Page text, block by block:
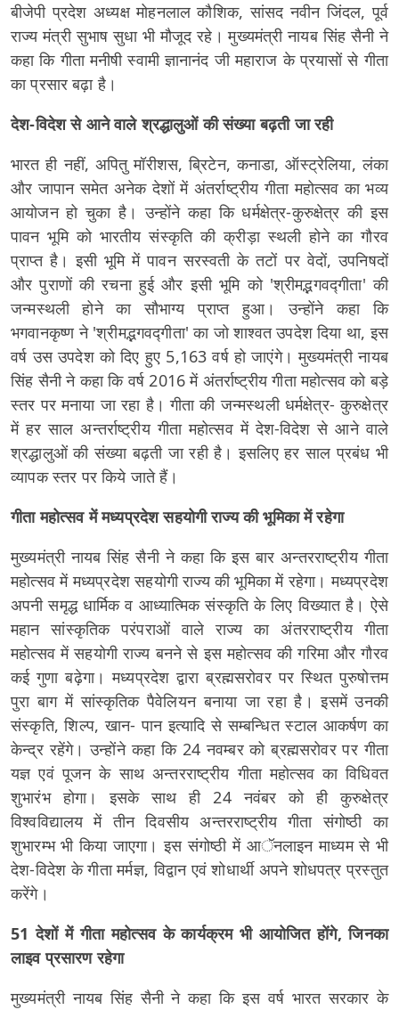
बीजेपी प्रदेश अध्यक्ष मोहनलाल कौशिक, सांसद नवीन जिंदल, पूर्व
राज्य मंत्री सुभाष सुधा भी मौजूद रहे। मुख्यमंत्री नायब सिंह सैनी ने
कहा कि गीता मनीषी स्वामी ज्ञानानंद जी महाराज के प्रयासों से गीता
का प्रसार बढ़ा है।
देश-विदेश से आने वाले श्रद्धालुओं की संख्या बढ़ती जा रही
भारत ही नहीं, अपितु मॉरीशस, ब्रिटेन, कनाडा, ऑस्ट्रेलिया, लंका
और जापान समेत अनेक देशों में अंतर्राष्ट्रीय गीता महोत्सव का भव्य
आयोजन हो चुका है। उन्होंने कहा कि धर्मक्षेत्र-कुरुक्षेत्र की इस
पावन भूमि को भारतीय संस्कृति की क्रीड़ा स्थली होने का गौरव
प्राप्त है। इसी भूमि में पावन सरस्वती के तटों पर वेदों, उपनिषदों
और पुराणों की रचना हुई और इसी भूमि को 'श्रीमद्भगवद्गीता' की
जन्मस्थली होने का सौभाग्य प्राप्त हुआ। उन्होंने कहा कि
भगवानकृष्ण ने 'श्रीमद्भगवद्गीता' का जो शाश्वत उपदेश दिया था, इस
वर्ष उस उपदेश को दिए हुए 5,163 वर्ष हो जाएंगे। मुख्यमंत्री नायब
सिंह सैनी ने कहा कि वर्ष 2016 में अंतर्राष्ट्रीय गीता महोत्सव को बड़े
स्तर पर मनाया जा रहा है। गीता की जन्मस्थली धर्मक्षेत्र- कुरुक्षेत्र
में हर साल अन्तर्राष्ट्रीय गीता महोत्सव में देश-विदेश से आने वाले
श्रद्धालुओं की संख्या बढ़ती जा रही है। इसलिए हर साल प्रबंध भी
व्यापक स्तर पर किये जाते हैं।
गीता महोत्सव में मध्यप्रदेश सहयोगी राज्य की भूमिका में रहेगा
मुख्यमंत्री नायब सिंह सैनी ने कहा कि इस बार अन्तरराष्ट्रीय गीता
महोत्सव में मध्यप्रदेश सहयोगी राज्य की भूमिका में रहेगा। मध्यप्रदेश
अपनी समृद्ध धार्मिक व आध्यात्मिक संस्कृति के लिए विख्यात है। ऐसे
महान सांस्कृतिक परंपराओं वाले राज्य का अंतरराष्ट्रीय गीता
महोत्सव में सहयोगी राज्य बनने से इस महोत्सव की गरिमा और गौरव
कई गुणा बढ़ेगा। मध्यप्रदेश द्वारा ब्रह्मसरोवर पर स्थित पुरुषोत्तम
पुरा बाग में सांस्कृतिक पैवेलियन बनाया जा रहा है। इसमें उनकी
संस्कृति, शिल्प, खान- पान इत्यादि से सम्बन्धित स्टाल आकर्षण का
केन्द्र रहेंगे। उन्होंने कहा कि 24 नवम्बर को ब्रह्मसरोवर पर गीता
यज्ञ एवं पूजन के साथ अन्तरराष्ट्रीय गीता महोत्सव का विधिवत
शुभारंभ होगा। इसके साथ ही 24 नवंबर को ही कुरुक्षेत्र
विश्वविद्यालय में तीन दिवसीय अन्तरराष्ट्रीय गीता संगोष्ठी का
शुभारम्भ भी किया जाएगा। इस संगोष्ठी में आॅनलाइन माध्यम से भी
देश-विदेश के गीता मर्मज्ञ, विद्वान एवं शोधार्थी अपने शोधपत्र प्रस्तुत
करेंगे।
51 देशों में गीता महोत्सव के कार्यक्रम भी आयोजित होंगे, जिनका
लाइव प्रसारण रहेगा
मुख्यमंत्री नायब सिंह सैनी ने कहा कि इस वर्ष भारत सरकार के